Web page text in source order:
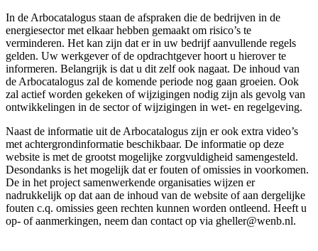
In de Arbocatalogus staan de afspraken die de bedrijven in de
energiesector met elkaar hebben gemaakt om risico’s te
verminderen. Het kan zijn dat er in uw bedrijf aanvullende regels
gelden. Uw werkgever of de opdrachtgever hoort u hierover te
informeren. Belangrijk is dat u dit zelf ook nagaat. De inhoud van
de Arbocatalogus zal de komende periode nog gaan groeien. Ook
zal actief worden gekeken of wijzigingen nodig zijn als gevolg van
ontwikkelingen in de sector of wijzigingen in wet- en regelgeving.
Naast de informatie uit de Arbocatalogus zijn er ook extra video’s
met achtergrondinformatie beschikbaar. De informatie op deze
website is met de grootst mogelijke zorgvuldigheid samengesteld.
Desondanks is het mogelijk dat er fouten of omissies in voorkomen.
De in het project samenwerkende organisaties wijzen er
nadrukkelijk op dat aan de inhoud van de website of aan dergelijke
fouten c.q. omissies geen rechten kunnen worden ontleend. Heeft u
op- of aanmerkingen, neem dan contact op via gheller@wenb.nl.